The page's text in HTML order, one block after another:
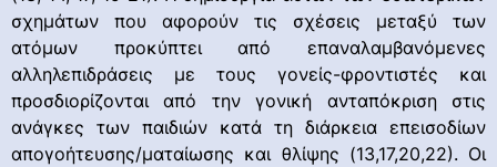
σχημάτων που αφορούν τις σχέσεις μεταξύ των
ατόμων προκύπτει από επαναλαμβανόμενες
αλληλεπιδράσεις με τους γονείς-φροντιστές και
προσδιορίζονται από την γονική ανταπόκριση στις
ανάγκες των παιδιών κατά τη διάρκεια επεισοδίων
απογοήτευσης/ματαίωσης και θλίψης (13,17,20,22). Οι